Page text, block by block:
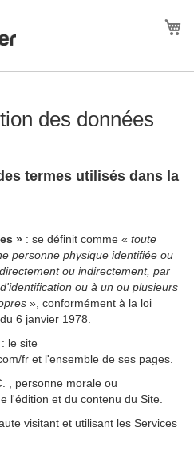
des données
termes utilisés dans la
» : se définit comme « toute
personne physique identifiée ou
ou indirectement, par
ou à un ou plusieurs
», conformément à la loi
6 janvier 1978.
: le site
fr et l'ensemble de ses pages.
, personne morale ou
l'édition et du contenu du Site.
visitant et utilisant les Services